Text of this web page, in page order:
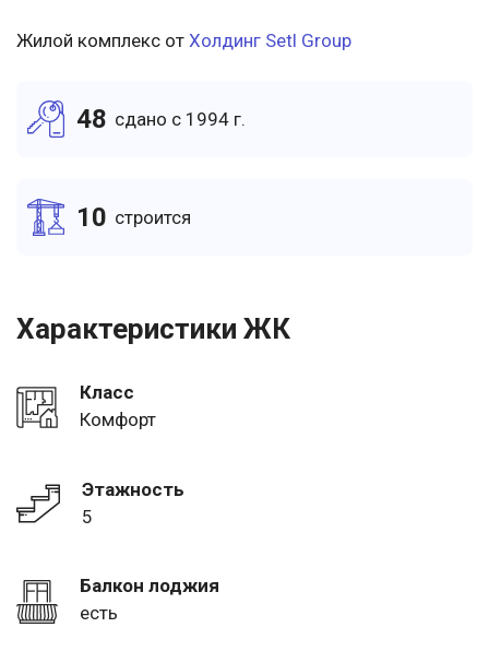
Жилой комплекс от Холдинг Setl Group
48 cдано c 1994 г.
10 cтроится
Характеристики ЖК
Класс
Комфорт
Этажность
5
Балкон лоджия
есть